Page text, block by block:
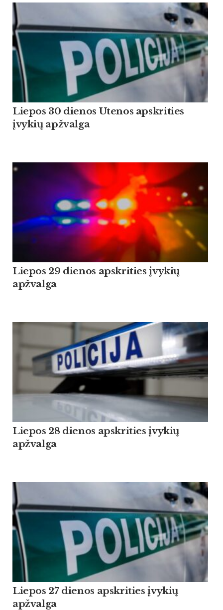
Liepos 30 dienos Utenos apskrities
įvykių apžvalga
Liepos 29 dienos apskrities įvykių
apžvalga
Liepos 28 dienos apskrities įvykių
apžvalga
Liepos 27 dienos apskrities įvykių
apžvalga